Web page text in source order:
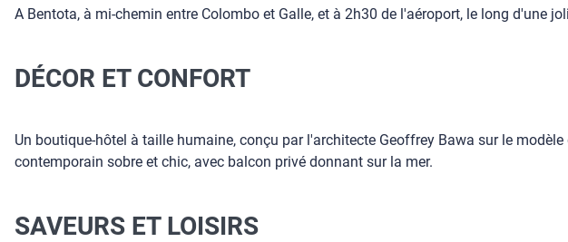
A Bentota, à mi-chemin entre Colombo et Galle, et à 2h30 de l'aéroport, le long d'une
DÉCOR ET CONFORT
Un boutique-hôtel à taille humaine, conçu par l'architecte Geoffrey Bawa sur le
contemporain sobre et chic, avec balcon privé donnant sur la mer.
SAVEURS ET LOISIRS